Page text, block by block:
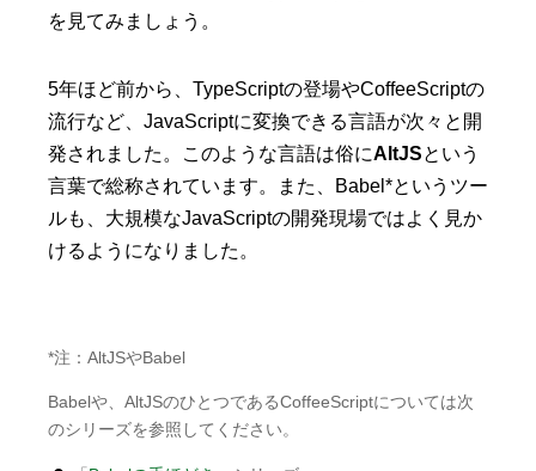
を見てみましょう。
5年ほど前から、TypeScriptの登場やCoffeeScriptの
流行など、JavaScriptに変換できる言語が次々と開
発されました。このような言語は俗にAltJSという
言葉で総称されています。また、Babel*というツー
ルも、大規模なJavaScriptの開発現場ではよく見か
けるようになりました。
*注：AltJSやBabel
Babelや、AltJSのひとつであるCoffeeScriptについては次
のシリーズを参照してください。